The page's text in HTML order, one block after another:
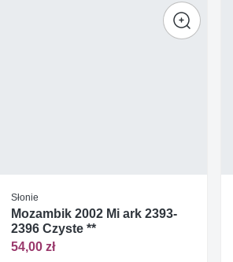
Słonie
Mozambik 2002 Mi ark 2393-
2396 Czyste **
54,00 zł